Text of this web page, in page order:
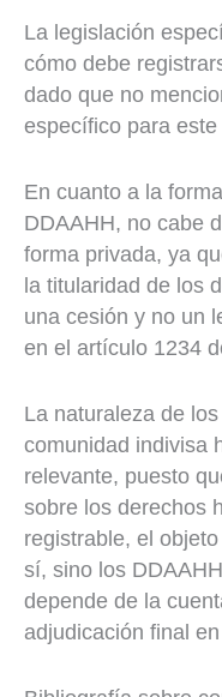
La legislación
cómo debe
dado que no
específico para
En cuanto a la
DDAAHH, no cabe
forma privada, ya
la titularidad de los
una cesión y no un
en el artículo 1234
La naturaleza de
comunidad indivisa
relevante, puesto
sobre los derechos
registrable, el
sí, sino los
depende de la
adjudicación final